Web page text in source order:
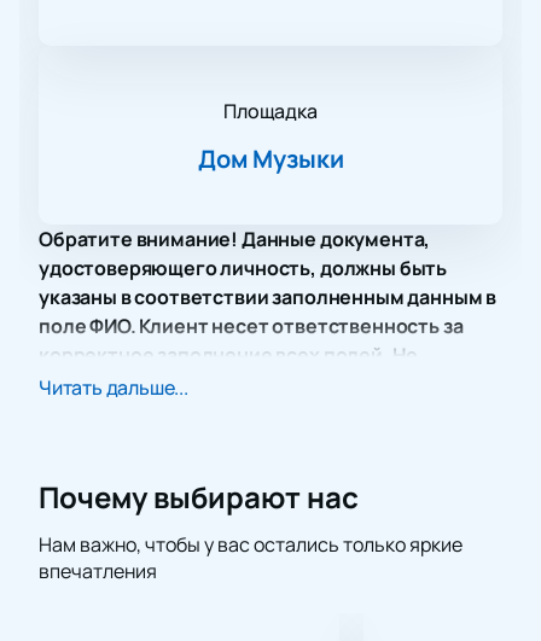
Площадка
Дом Музыки
Обратите внимание! Данные документа,
удостоверяющего личность, должны быть
указаны в соответствии заполненным данным в
поле ФИО. Клиент несет ответственность за
корректное заполнение всех полей. Не
забудьте взять документ с собой!
всех любителей этого жанра. Известный как
снова готов порадовать своих поклонников
виртуозной игрой и неповторимым стилем. Его
Читать дальше...
Почему выбирают нас
Нам важно, чтобы у вас остались только яркие
впечатления